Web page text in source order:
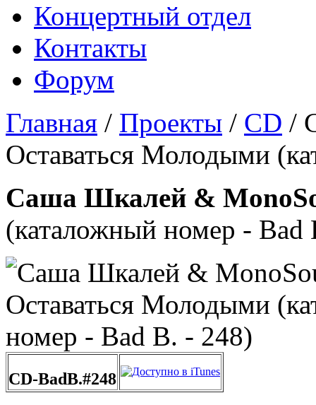
Концертный отдел
Контакты
Форум
Главная / Проекты / CD /
Оставаться Молодыми
Саша Шкалей &
(каталожный номер - Bad
CD-BadB.#248